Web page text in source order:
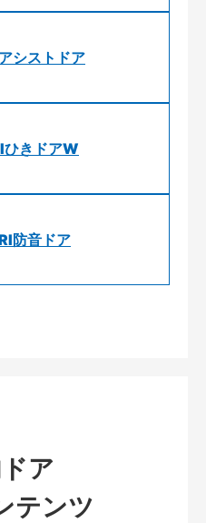
シストドア
きドアW
防音ドア
ア
テンツ